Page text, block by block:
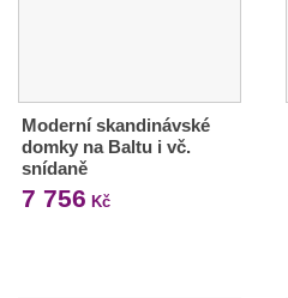
Moderní skandinávské
domky na Baltu i vč.
snídaně
7 756 Kč